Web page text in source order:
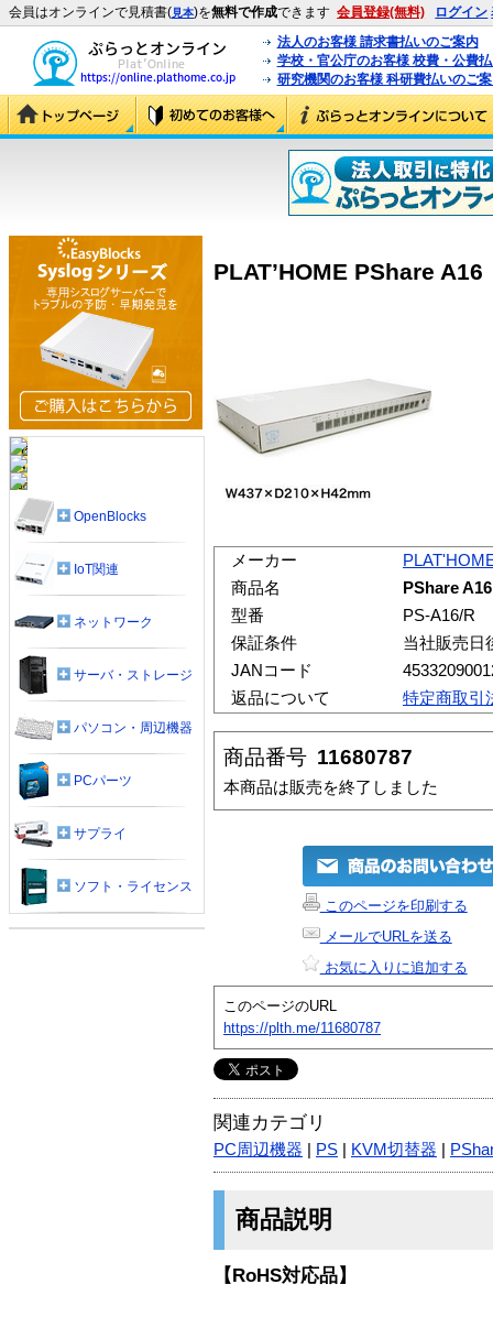
会員はオンラインで見積書(見本)を無料で作成できます 会員登録(無料) ログイン
法人のお客様 請求書払いのご案内
学校・官公庁のお客様 校費・公費
研究機関のお客様 科研費払いのご
PLAT’HOME PShare
メーカー
商品名
PShare
型番
PS-A16/R
保証条件
当社販売日
JANコード
返品について
特定商取引
商品番号 11680787
本商品は販売を終了しました
このページを印刷する
メールでURLを送る
お気に入りに追加する
このページのURL
https://plth.me/11680787
関連カテゴリ
PC周辺機器 PS KVM切替器
商品説明
【RoHS対応品】
OpenBlocks
IoT関連
ネットワーク
サーバ・ストレージ
パソコン・周辺機器
PCパーツ
サプライ
ソフト・ライセンス